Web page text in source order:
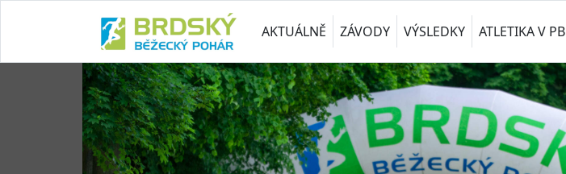
AKTUÁLNĚ ZÁVODY VÝSLEDKY ATLETIKA V PB